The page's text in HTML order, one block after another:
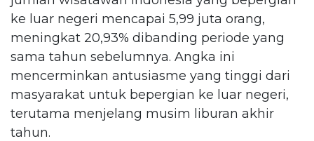
ke luar negeri mencapai 5,99 juta orang,
meningkat 20,93% dibanding periode yang
sama tahun sebelumnya. Angka ini
mencerminkan antusiasme yang tinggi dari
masyarakat untuk bepergian ke luar negeri,
terutama menjelang musim liburan akhir
tahun.